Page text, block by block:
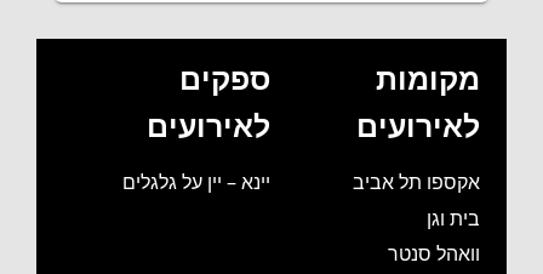
מקומות
לאירועים
אקספו תל אביב
וואהל סנטר
ספקים
לאירועים
יינא – יין על גלגלים